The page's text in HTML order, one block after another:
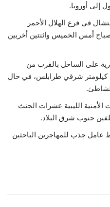
إلى أوروبا.
في فرع الهلال الأحمر
أمس الخميس واثنتين أخريين
على الساحل بالقرب من
مصراتة، الواقعة على بعد نحو 200 كيلومتر شرقي طرابلس، في حال
الليبية عشرات الجثث
جنوب شرق البلاد.
عامل جذب للمهاجرين الباحثين